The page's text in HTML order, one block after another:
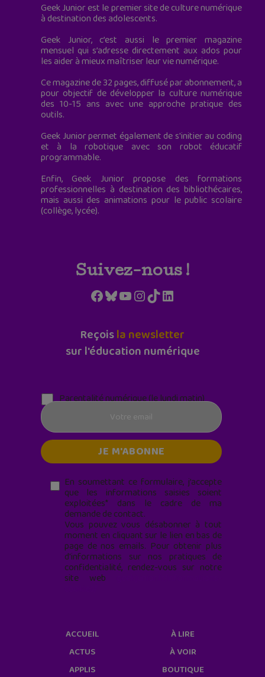
Geek Junior est le premier site de culture numérique
à destination des adolescents.
Geek Junior, c’est aussi le premier magazine
mensuel qui s’adresse directement aux ados pour
les aider à mieux maîtriser leur vie numérique.
Ce magazine de 32 pages, diffusé par abonnement, a
pour objectif de développer la culture numérique
des 10-15 ans avec une approche pratique des
outils.
Geek Junior permet également de s'initier au coding
et à la robotique avec son robot éducatif
programmable.
Enfin, Geek Junior propose des formations
professionnelles à destination des bibliothécaires,
mais aussi des animations pour le public scolaire
(collège, lycée).
Suivez-nous !
Facebook
Bluesky
YouTube
Instagram
TikTokLinkedIn
Reçoisla newsletter
sur l'éducation numérique
Parentalité numérique (le lundi matin)
En soumettant ce formulaire, j’accepte
que les informations saisies soient
exploitées* dans le cadre de ma
demande de contact.
Vous pouvez vous désabonner à tout
moment en cliquant sur le lien en bas de
page de nos emails. Pour obtenir plus
d'informations sur nos pratiques de
confidentialité, rendez-vous sur notre
site web
ACCUEIL
ACTUS
APPLIS
À LIRE
À VOIR
BOUTIQUE